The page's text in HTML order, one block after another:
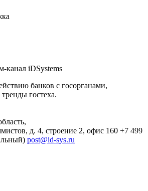
канал iDSystems
банков с госорганами,
гостеха.
д. 4, строение 2, офис 160 +7 499
post@id-sys.ru